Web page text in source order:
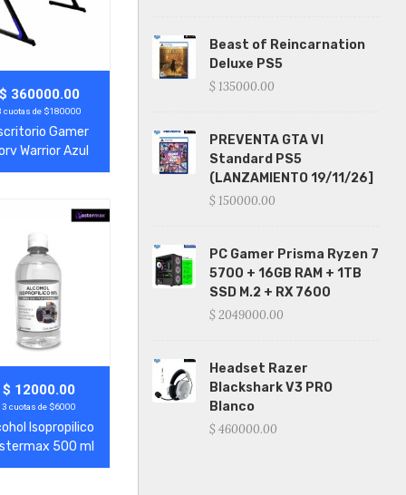
Ver Más
$ 360000.00
cuotas de $180000
Gamer
Warrior Azul
Ver Más
$ 12000.00
3 cuotas de $6000
Isopropilico
500 ml
Beast of Reincarnation
Deluxe PS5
$ 135000.00
PREVENTA GTA VI
Standard PS5
(LANZAMIENTO 19/11/26]
$ 150000.00
PC Gamer Prisma Ryzen 7
5700 + 16GB RAM + 1TB
SSD M.2 + RX 7600
$ 2049000.00
Headset Razer
Blackshark V3 PRO
Blanco
$ 460000.00